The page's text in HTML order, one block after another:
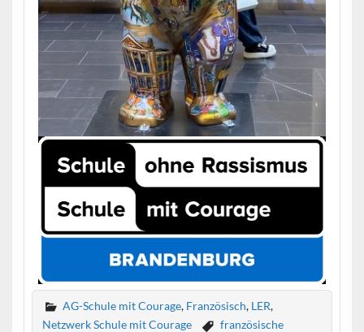
AG-Schule mit Courage, Französisch, LER,
Netzwerk Schule mit Courage
französische